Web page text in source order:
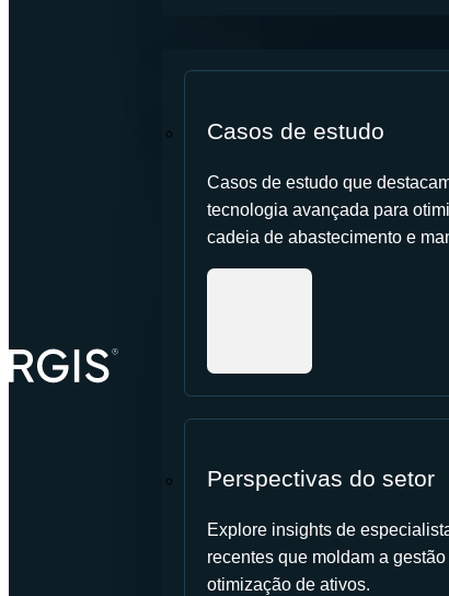
Casos de estudo
Casos de estudo que
tecnologia avançada para
cadeia de abastecimento e
Perspectivas do setor
Explore insights de
recentes que moldam a
otimização de ativos.